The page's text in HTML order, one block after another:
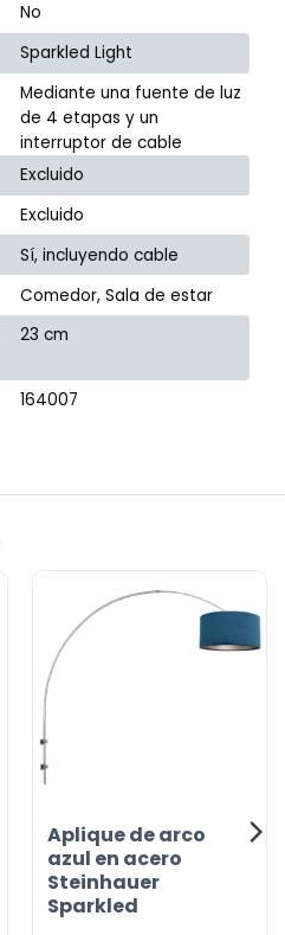
No
Sparkled Light
Mediante una fuente de luz
de 4 etapas y un
interruptor de cable
Excluido
Excluido
Sí, incluyendo cable
Comedor, Sala de estar
23 cm
164007
Aplique de arco
azul en acero
Steinhauer
Sparkled